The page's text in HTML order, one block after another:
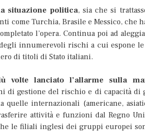
situazione politica, sia che si
come Turchia, Brasile e Messico, che
l’opera. Continua poi ad
innumerevoli rischi a cui espone le
di titoli di Stato italiani.
lanciato l’allarme sulla
di gestione del rischio e di capacità di
quelle internazionali (americane,
attività e funzioni dal Regno
le filiali inglesi dei gruppi europei